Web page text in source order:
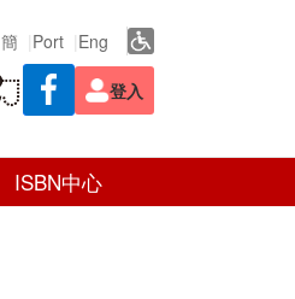
簡 Port Eng
登入
ISBN中心